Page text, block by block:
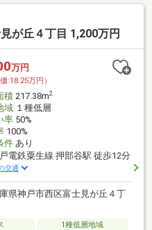
が丘４丁目 1,200万円
万円
:18.25万円）
積217.38m2
域１種低層
率50%
100%
件あり
電鉄粟生線 押部谷駅 徒歩12分
交通
県神戸市西区富士見が丘４丁
1種低層地域